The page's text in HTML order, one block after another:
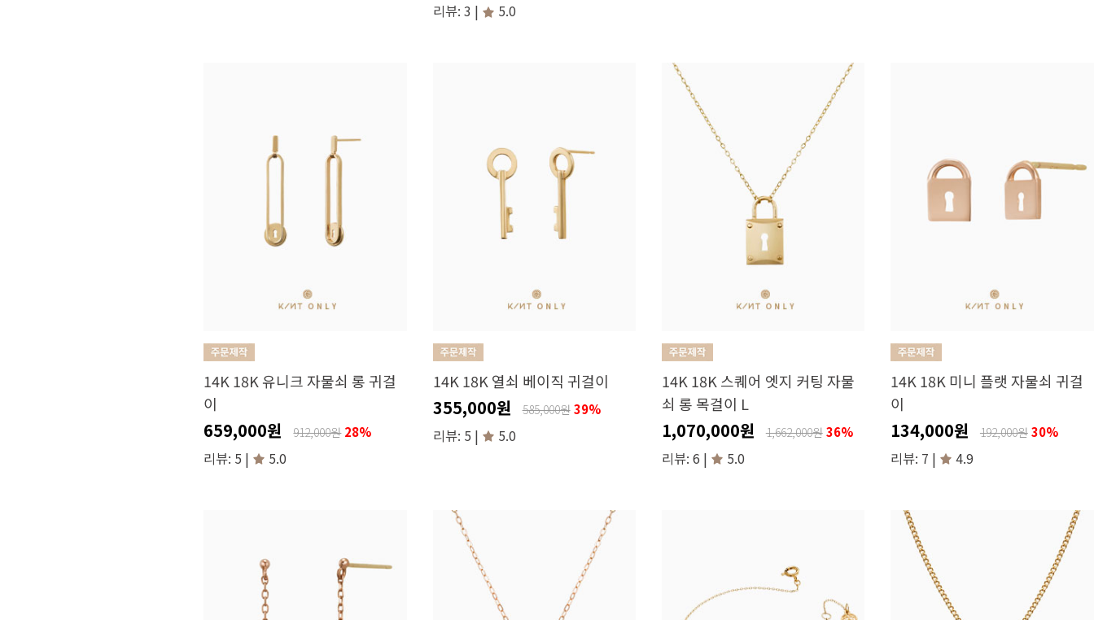
리뷰: 3 | 5.0
14K 18K 유니크 자물쇠 롱 귀걸
이
659,000원 912,000원 28%
리뷰: 5 | 5.0
14K 18K 열쇠 베이직 귀걸이
355,000원 585,000원 39%
리뷰: 5 | 5.0
14K 18K 스퀘어 엣지 커팅 자물
쇠 롱 목걸이 L
1,070,000원 1,662,000원 36%
리뷰: 6 | 5.0
14K 18K 미니 플랫 자물쇠 귀걸
이
134,000원 192,000원 30%
리뷰: 7 | 4.9